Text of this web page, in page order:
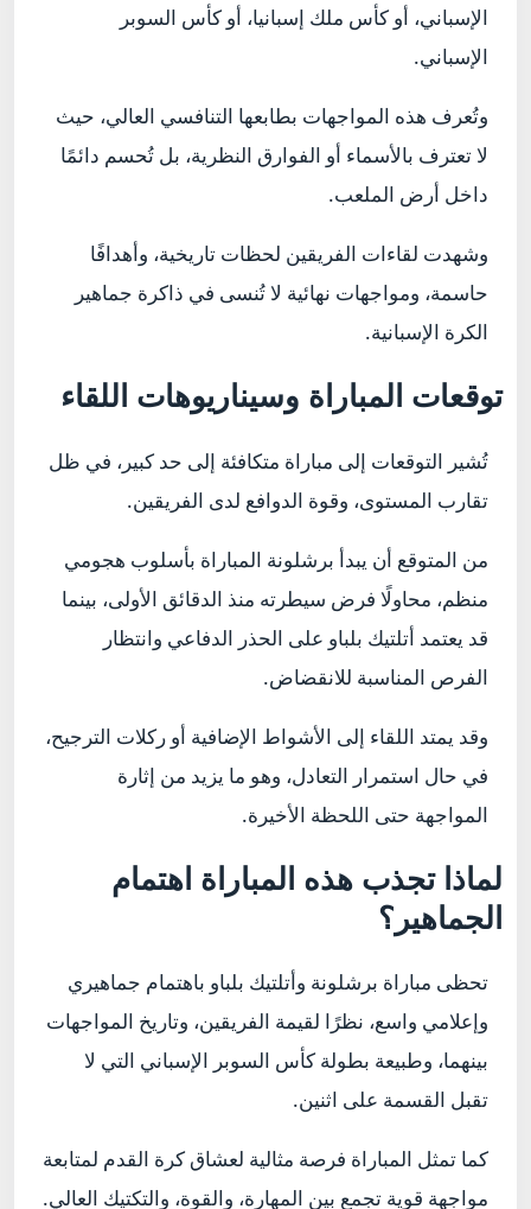
الإسباني، أو كأس ملك إسبانيا، أو كأس السوبر
الإسباني.
وتُعرف هذه المواجهات بطابعها التنافسي العالي، حيث
لا تعترف بالأسماء أو الفوارق النظرية، بل تُحسم دائمًا
داخل أرض الملعب.
وشهدت لقاءات الفريقين لحظات تاريخية، وأهدافًا
حاسمة، ومواجهات نهائية لا تُنسى في ذاكرة جماهير
الكرة الإسبانية.
توقعات المباراة وسيناريوهات اللقاء
تُشير التوقعات إلى مباراة متكافئة إلى حد كبير، في ظل
تقارب المستوى، وقوة الدوافع لدى الفريقين.
من المتوقع أن يبدأ برشلونة المباراة بأسلوب هجومي
منظم، محاولًا فرض سيطرته منذ الدقائق الأولى، بينما
قد يعتمد أتلتيك بلباو على الحذر الدفاعي وانتظار
الفرص المناسبة للانقضاض.
وقد يمتد اللقاء إلى الأشواط الإضافية أو ركلات الترجيح،
في حال استمرار التعادل، وهو ما يزيد من إثارة
المواجهة حتى اللحظة الأخيرة.
لماذا تجذب هذه المباراة اهتمام
الجماهير؟
تحظى مباراة برشلونة وأتلتيك بلباو باهتمام جماهيري
وإعلامي واسع، نظرًا لقيمة الفريقين، وتاريخ المواجهات
بينهما، وطبيعة بطولة كأس السوبر الإسباني التي لا
تقبل القسمة على اثنين.
كما تمثل المباراة فرصة مثالية لعشاق كرة القدم لمتابعة
مواجهة قوية تجمع بين المهارة، والقوة، والتكتيك العالي.